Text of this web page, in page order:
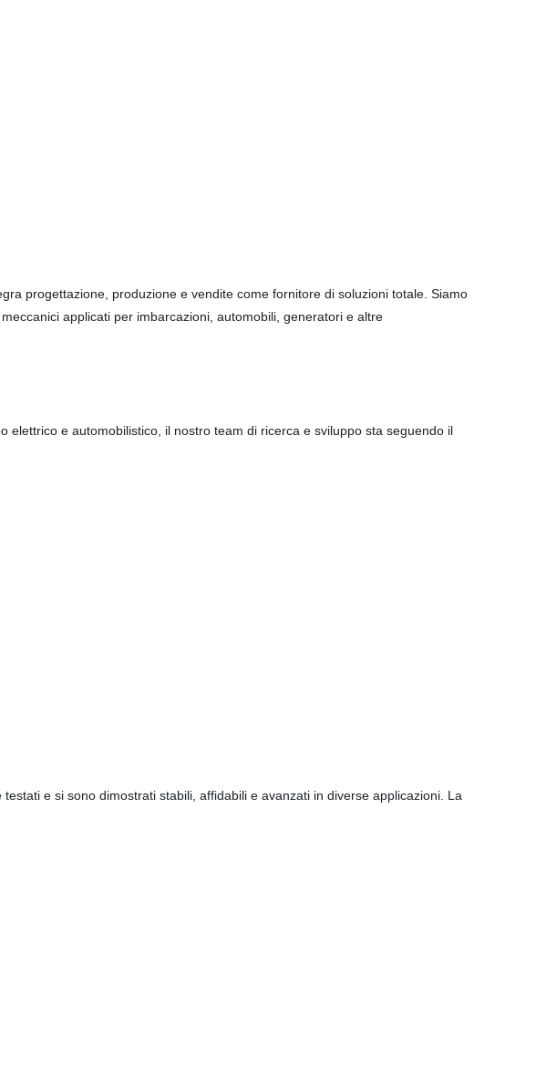
progettazione, produzione e vendite come fornitore di soluzioni totale. Siamo
applicati per imbarcazioni, automobili, generatori e altre
e automobilistico, il nostro team di ricerca e sviluppo sta seguendo il
e si sono dimostrati stabili, affidabili e avanzati in diverse applicazioni. La